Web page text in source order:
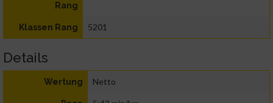
Rang
Klassen Rang 5201
Details
Wertung Netto